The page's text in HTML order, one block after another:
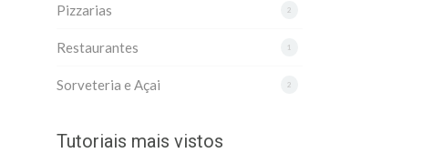
2
Pizzarias
1
Restaurantes
2
Sorveteria e Açai
Tutoriais mais vistos